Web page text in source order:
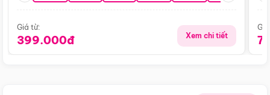
Giá từ:
399.000đ Xem chi tiết